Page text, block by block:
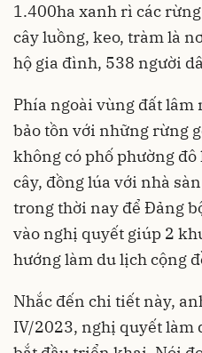
1.400ha xanh rì các
cây luồng, keo, tràm là
hộ gia đình, 538 người
Phía ngoài vùng đất
bảo tồn với những rừng
không có phố phường
cây, đồng lúa với nhà
trong thời nay để Đảng
vào nghị quyết giúp 2
hướng làm du lịch cộng
Nhắc đến chi tiết này,
IV/2023, nghị quyết làm